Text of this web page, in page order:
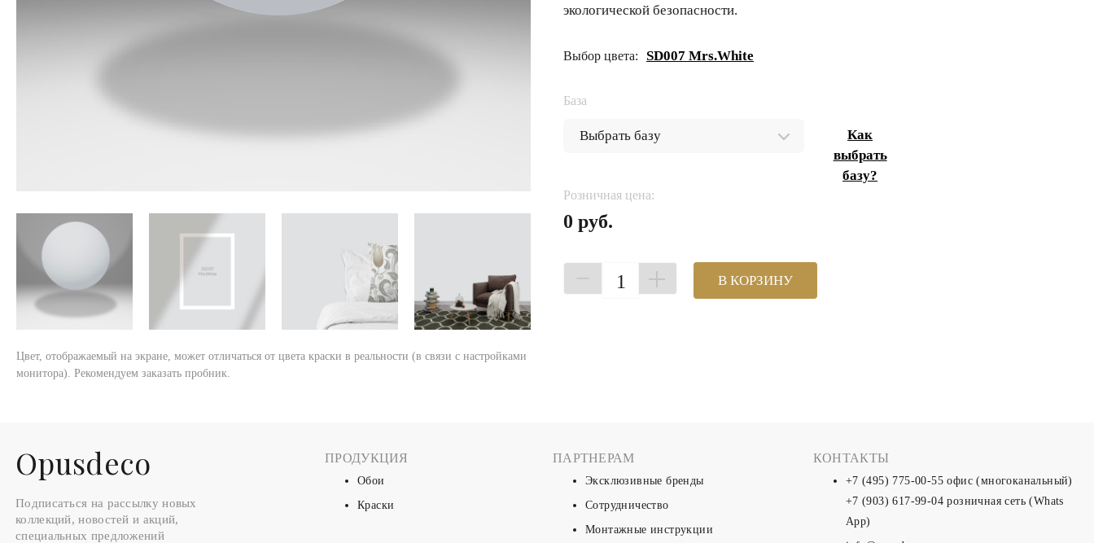
Цвет, отображаемый на экране, может отличаться от цвета краски в реальности (в связи с настройками
монитора). Рекомендуем заказать пробник.
экологической безопасности.
Выбор цвета: SD007 Mrs.White
База
Как
выбрать
базу?
Розничная цена:
0 руб.
1 В КОРЗИНУ
Оpusdeco
Подписаться на рассылку новых
коллекций, новостей и акций,
специальных предложений
ПРОДУКЦИЯ
Обои
Краски
ПАРТНЕРАМ
Эксклюзивные бренды
Сотрудничество
Монтажные инструкции
КОНТАКТЫ
+7 (495) 775-00-55 офис (многоканальный)
+7 (903) 617-99-04 розничная сеть (Whats
App)